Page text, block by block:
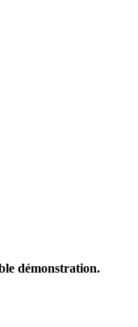
démonstration.